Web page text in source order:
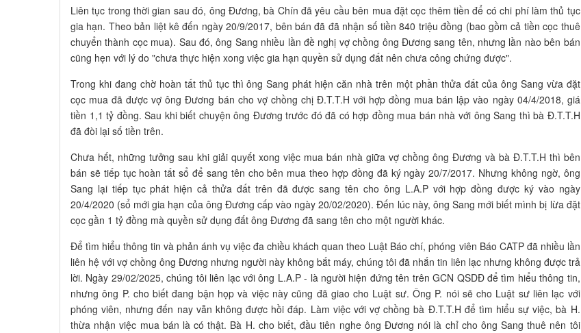
Liên tục trong thời gian sau đó, ông Đương, bà Chín đã yêu cầu bên mua đặt cọc thêm tiền để có chi phí làm thủ tục
gia hạn. Theo bản liệt kê đến ngày 20/9/2017, bên bán đã đã nhận số tiền 840 triệu đồng (bao gồm cả tiền cọc thuê
chuyển thành cọc mua). Sau đó, ông Sang nhiều lần đề nghị vợ chồng ông Đương sang tên, nhưng lần nào bên bán
cũng hẹn với lý do "chưa thực hiện xong việc gia hạn quyền sử dụng đất nên chưa công chứng được".
Trong khi đang chờ hoàn tất thủ tục thì ông Sang phát hiện căn nhà trên một phần thửa đất của ông Sang vừa đặt
cọc mua đã được vợ ông Đương bán cho vợ chồng chị Đ.T.T.H với hợp đồng mua bán lập vào ngày 04/4/2018, giá
tiền 1,1 tỷ đồng. Sau khi biết chuyện ông Đương trước đó đã có hợp đồng mua bán nhà với ông Sang thì bà Đ.T.T.H
đã đòi lại số tiền trên.
Chưa hết, những tưởng sau khi giải quyết xong việc mua bán nhà giữa vợ chồng ông Đương và bà Đ.T.T.H thì bên
bán sẽ tiếp tục hoàn tất sổ để sang tên cho bên mua theo hợp đồng đã ký ngày 20/7/2017. Nhưng không ngờ, ông
Sang lại tiếp tục phát hiện cả thửa đất trên đã được sang tên cho ông L.A.P với hợp đồng được ký vào ngày
20/4/2020 (sổ mới gia hạn của ông Đương cấp vào ngày 20/02/2020). Đến lúc này, ông Sang mới biết mình bị lừa đặt
cọc gần 1 tỷ đồng mà quyền sử dụng đất ông Đương đã sang tên cho một người khác.
Để tìm hiểu thông tin và phản ánh vụ việc đa chiều khách quan theo Luật Báo chí, phóng viên Báo CATP đã nhiều lần
liên hệ với vợ chồng ông Đương nhưng người này không bắt máy, chúng tôi đã nhắn tin liên lạc nhưng không được trả
lời. Ngày 29/02/2025, chúng tôi liên lạc với ông L.A.P - là người hiện đứng tên trên GCN QSDĐ để tìm hiểu thông tin,
nhưng ông P. cho biết đang bận họp và việc này cũng đã giao cho Luật sư. Ông P. nói sẽ cho Luật sư liên lạc với
phóng viên, nhưng đến nay vẫn không được hồi đáp. Làm việc với vợ chồng bà Đ.T.T.H để tìm hiểu sự việc, bà H.
thừa nhận việc mua bán là có thật. Bà H. cho biết, đầu tiên nghe ông Đương nói là chỉ cho ông Sang thuê nên tôi